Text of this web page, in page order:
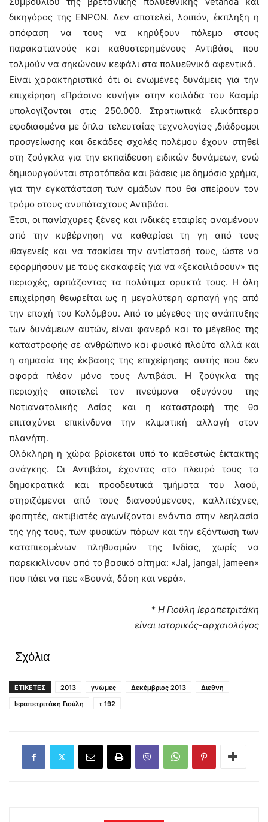
δικηγόρος της ΕΝΡΟΝ. Δεν αποτελεί, λοιπόν, έκπληξη η
απόφαση να τους να κηρύξουν πόλεμο στους
παρακατιανούς και καθυστερημένους Αντιβάσι, που
τολμούν να σηκώνουν κεφάλι στα πολυεθνικά αφεντικά.
Είναι χαρακτηριστικό ότι οι ενωμένες δυνάμεις για την
επιχείρηση «Πράσινο κυνήγι» στην κοιλάδα του Κασμίρ
υπολογίζονται στις 250.000. Στρατιωτικά ελικόπτερα
εφοδιασμένα με όπλα τελευταίας τεχνολογίας ,διάδρομοι
προσγείωσης και δεκάδες σχολές πολέμου έχουν στηθεί
στη ζούγκλα για την εκπαίδευση ειδικών δυνάμεων, ενώ
δημιουργούνται στρατόπεδα και βάσεις με δημόσιο χρήμα,
για την εγκατάσταση των ομάδων που θα σπείρουν τον
τρόμο στους ανυπόταχτους Αντιβάσι.
Έτσι, οι πανίσχυρες ξένες και ινδικές εταιρίες αναμένουν
από την κυβέρνηση να καθαρίσει τη γη από τους
ιθαγενείς και να τσακίσει την αντίστασή τους, ώστε να
εφορμήσουν με τους εκσκαφείς για να «ξεκοιλιάσουν» τις
περιοχές, αρπάζοντας τα πολύτιμα ορυκτά τους. Η όλη
επιχείρηση θεωρείται ως η μεγαλύτερη αρπαγή γης από
την εποχή του Κολόμβου. Από το μέγεθος της ανάπτυξης
των δυνάμεων αυτών, είναι φανερό και το μέγεθος της
καταστροφής σε ανθρώπινο και φυσικό πλούτο αλλά και
η σημασία της έκβασης της επιχείρησης αυτής που δεν
αφορά πλέον μόνο τους Αντιβάσι. Η ζούγκλα της
περιοχής αποτελεί τον πνεύμονα οξυγόνου της
Nοτιανατολικής Ασίας και η καταστροφή της θα
επιταχύνει επικίνδυνα την κλιματική αλλαγή στον
πλανήτη.
Ολόκληρη η χώρα βρίσκεται υπό το καθεστώς έκτακτης
ανάγκης. Οι Αντιβάσι, έχοντας στο πλευρό τους τα
δημοκρατικά και προοδευτικά τμήματα του λαού,
στηριζόμενοι από τους διανοούμενους, καλλιτέχνες,
φοιτητές, ακτιβιστές αγωνίζονται ενάντια στην λεηλασία
της γης τους, των φυσικών πόρων και την εξόντωση των
καταπιεσμένων πληθυσμών της Ινδίας, χωρίς να
παρεκκλίνουν από το βασικό αίτημα: «Jal, jangal, jameen»
που πάει να πει: «Bουνά, δάση και νερά».
* Η Γιούλη Ιεραπετριτάκη
είναι ιστορικός-αρχαιολόγος
Σχόλια
ΕΤΙΚΕΤΕΣ 2013 γνώμες Δεκέμβριος 2013
Διεθνη
Ιεραπετριτάκη Γιούλη
τ 192